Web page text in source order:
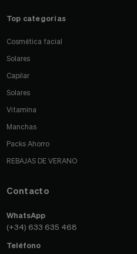
Top categorías
Cosmética facial
Solares
Capilar
Solares
Vitamina
Manchas
Packs Ahorro
REBAJAS DE VERANO
Contacto
WhatsApp
(+34) 633 635 468
Teléfono